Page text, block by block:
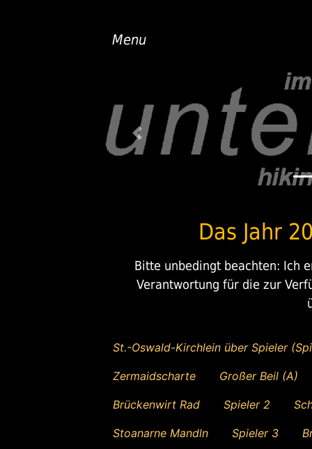
Menu
Previous
Das Jahr
Bitte unbedingt beachten: Ich
Verantwortung für die zur
St.-Oswald-Kirchlein über Spieler
Zermaidscharte Großer Beil (A)
Brückenwirt Rad Spieler 2
Stoanarne Mandln Spieler 3